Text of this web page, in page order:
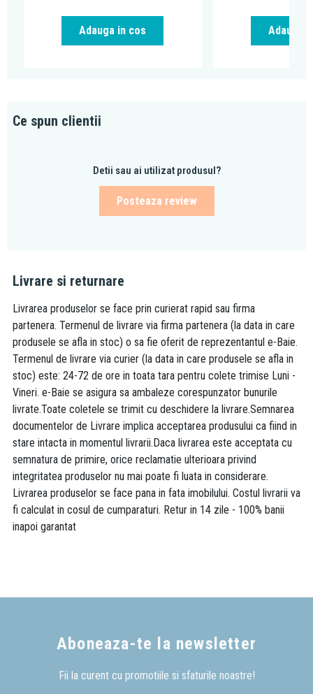
Adauga in cos Adauga
Ce spun clientii
Detii sau ai utilizat produsul?
Posteaza review
Livrare si returnare
Livrarea produselor se face prin curierat rapid sau firma
partenera. Termenul de livrare via firma partenera (la data in care
produsele se afla in stoc) o sa fie oferit de reprezentantul e-Baie.
Termenul de livrare via curier (la data in care produsele se afla in
stoc) este: 24-72 de ore in toata tara pentru colete trimise Luni -
Vineri. e-Baie se asigura sa ambaleze corespunzator bunurile
livrate.Toate coletele se trimit cu deschidere la livrare.Semnarea
documentelor de Livrare implica acceptarea produsului ca fiind in
stare intacta in momentul livrarii.Daca livrarea este acceptata cu
semnatura de primire, orice reclamatie ulterioara privind
integritatea produselor nu mai poate fi luata in considerare.
Livrarea produselor se face pana in fata imobilului. Costul livrarii va
fi calculat in cosul de cumparaturi. Retur in 14 zile - 100% banii
inapoi garantat
Aboneaza-te la newsletter
Fii la curent cu promotiile si sfaturile noastre!